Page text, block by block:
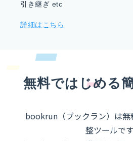
引き継ぎ etc
詳細はこちら
無料ではじめる
bookrun（ブックラン）は無
整ツールです